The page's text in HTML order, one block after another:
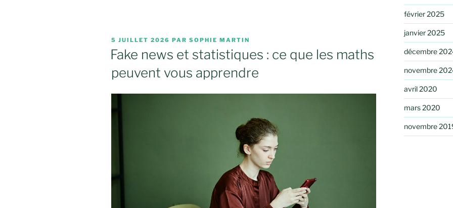
PUBLIÉ
LE
5 JUILLET 2026 PAR SOPHIE MARTIN
Fake news et statistiques : ce que les maths
peuvent vous apprendre
février 2025
janvier 2025
décembre
novembre
avril 2020
mars 2020
novembre